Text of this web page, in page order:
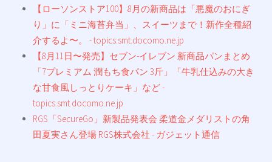
【ローソンストア100】8月の新商品は「悪魔のおにぎ
り」に「ミニ海苔弁当」、スイーツまで！新作全種紹
介するよ〜。 - topics.smt.docomo.ne.jp
【8月11日〜発売】セブン-イレブン 新商品パンまとめ
「7プレミアム 潤もち食パン 3斤」「牛乳仕込みの大き
な甘食風しっとりケーキ」など -
topics.smt.docomo.ne.jp
RGS「SecureGo」新製品発表会 柔道金メダリストの角
田夏実さん登場 RGS株式会社 - ガジェット通信